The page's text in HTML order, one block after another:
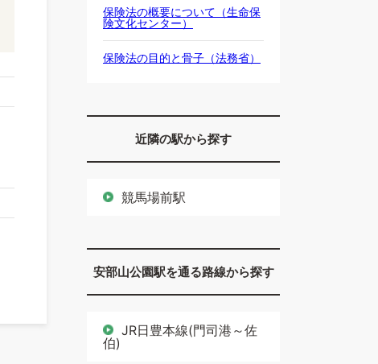
保険法の概要について（生命保
険文化センター）
保険法の目的と骨子（法務省）
近隣の駅から探す
競馬場前駅
安部山公園駅を通る路線から探す
JR日豊本線(門司港～佐
伯)